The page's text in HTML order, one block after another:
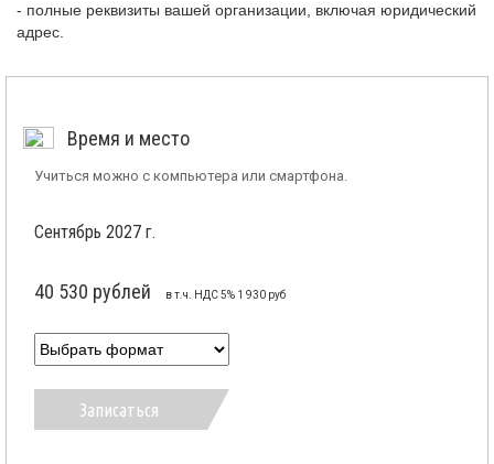
- полные реквизиты вашей организации, включая юридический
адрес.
Время и место
Учиться можно с компьютера или смартфона.
Сентябрь 2027 г.
40 530 рублей в т.ч. НДС 5% 1 930 руб
Записаться